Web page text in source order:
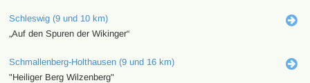
Schleswig (9 und 10 km)
„Auf den Spuren der Wikinger“
Schmallenberg-Holthausen (9 und 16 km)
"Heiliger Berg Wilzenberg"